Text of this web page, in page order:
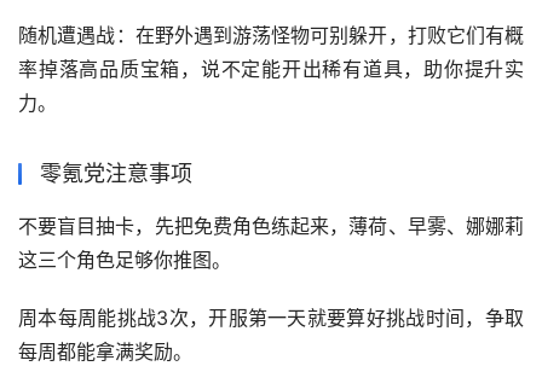
‌随机遭遇战‌：在野外遇到游荡怪物可别躲开，打败它们有概
率掉落高品质宝箱，说不定能开出稀有道具，助你提升实
力。
零氪党注意事项
不要盲目抽卡，先把免费角色练起来，薄荷、早雾、娜娜莉
这三个角色足够你推图。
周本每周能挑战3次，开服第一天就要算好挑战时间，争取
每周都能拿满奖励。